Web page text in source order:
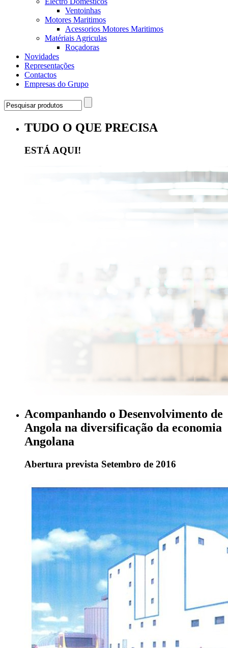
Ventoinhas
Motores Maritimos
Acessorios Motores Maritimos
Matériais Agriculas
Roçadoras
Novidades
Representações
Contactos
Empresas do Grupo
TUDO O QUE PRECISA
ESTÁ AQUI!
Acompanhando o Desenvolvimento de
Angola na diversificação da economia
Angolana
Abertura prevista Setembro de 2016